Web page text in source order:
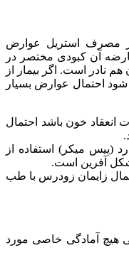
مصرف استریل عوارض
آن کبودی مختصر در
نادر است. اگر بیمار از
احتمال عوارض بسیار
انعقاد خون باشد احتمال
(پیس میکر) استفاده از
آفرین است.
زایمان زودرس با طب
آمادگی خاصی مورد